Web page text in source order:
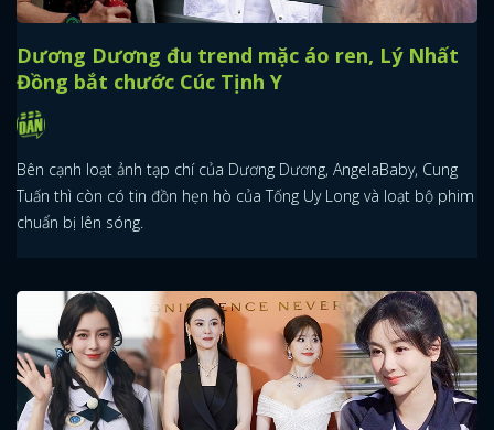
Dương Dương đu trend mặc áo ren, Lý Nhất
Đồng bắt chước Cúc Tịnh Y
Bên cạnh loạt ảnh tạp chí của Dương Dương, AngelaBaby, Cung
Tuấn thì còn có tin đồn hẹn hò của Tống Uy Long và loạt bộ phim
chuẩn bị lên sóng.